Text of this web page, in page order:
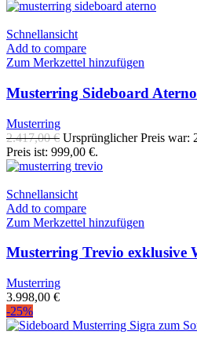
Schnellansicht
Add to compare
Zum Merkzettel hinzufügen
Musterring Sideboard
Musterring
2.417,00€ Ursprünglicher Preis war:
Preis ist: 999,00 €.
Schnellansicht
Add to compare
Zum Merkzettel hinzufügen
Musterring Trevio exklusive
Musterring
3.998,00 €
-25%